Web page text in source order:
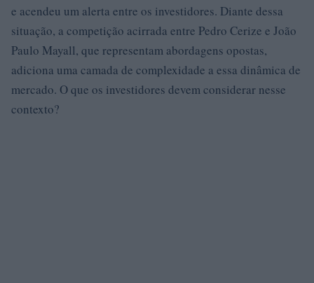
e acendeu um alerta entre os investidores. Diante dessa
situação, a competição acirrada entre Pedro Cerize e João
Paulo Mayall, que representam abordagens opostas,
adiciona uma camada de complexidade a essa dinâmica de
mercado. O que os investidores devem considerar nesse
contexto?